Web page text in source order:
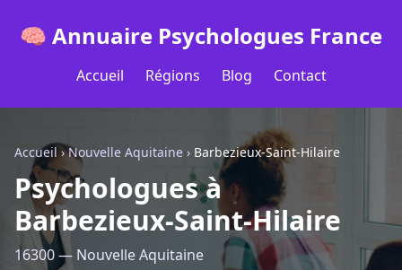
🧠 Annuaire Psychologues France
Accueil Régions Blog Contact
Accueil ›Nouvelle Aquitaine › Barbezieux-Saint-Hilaire
Psychologues à
Barbezieux-Saint-Hilaire
16300 — Nouvelle Aquitaine